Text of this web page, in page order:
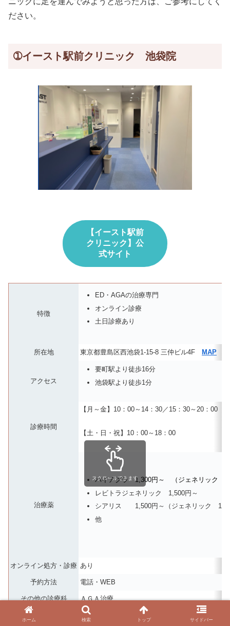
ださい。
➀イースト駅前クリニック 池袋院
【イースト駅前
クリニック】公
式サイト
特徴
ED・AGAの治療専門
オンライン診療
土日診療あり
所在地 東京都豊島区西池袋1-15-8 三仲ビル4F MAP
アクセス
要町駅より徒歩16分
池袋駅より徒歩1分
診療時間
【月～金】10：00～14：30／15：30～20：00
【土・日・祝】10：00～18：00
治療薬
バイアグラ 1,300円～ （ジェネリック
レビトラジェネリック 1,500円～
シアリス 1,500円～（ジェネリック
他
オンライン処方・診療 あり
予約方法 電話・WEB
その他の診療科 ＡＧＡ治療
https://www.eastcl.com/ikebukuro/
スクロールできます
ホーム 検索 トップ サイドバー